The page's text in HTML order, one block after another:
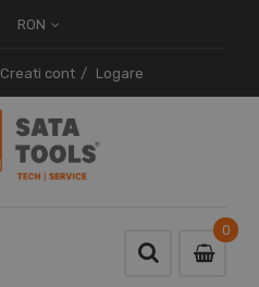
RON
Creati cont Logare
0
0